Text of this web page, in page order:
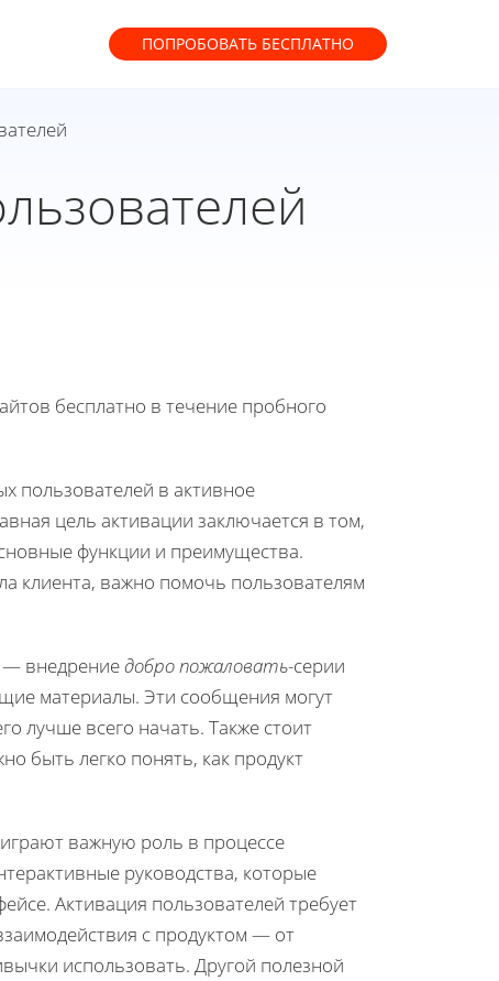
ПОПРОБОВАТЬ БЕСПЛАТНО
бесплатно в течение пробного
пользователей в активное
цель активации заключается в том,
функции и преимущества.
клиента, важно помочь пользователям
— внедрениедобро пожаловать-серии
материалы. Эти сообщения могут
лучше всего начать. Также стоит
быть легко понять, как продукт
важную роль в процессе
руководства, которые
Активация пользователей требует
с продуктом — от
использовать. Другой полезной